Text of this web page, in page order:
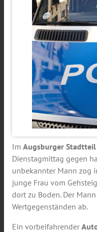
Im Augsburger
Dienstagmittag gegen
unbekannter Mann zog
junge Frau vom
dort zu Boden. Der
Wertgegenständen ab.
Ein vorbeifahrender